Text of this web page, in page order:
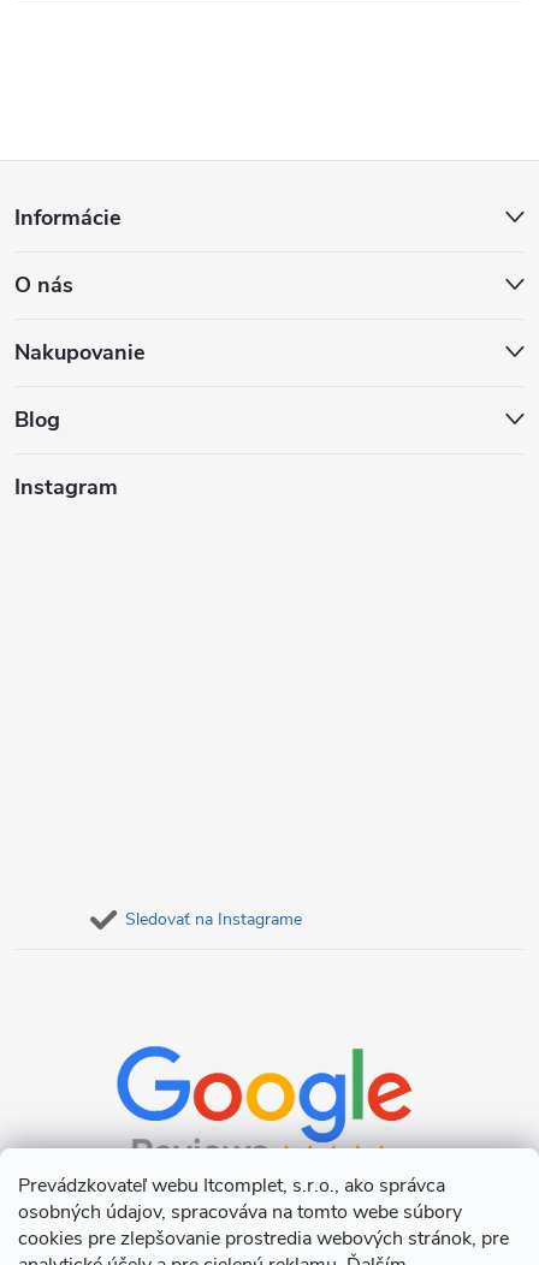
Prevádzkovateľ webu Itcomplet, s.r.o., ako správca
osobných údajov, spracováva na tomto webe súbory
cookies pre zlepšovanie prostredia webových stránok, pre
p
ä
Informácie
O nás
Nakupovanie
Blog
Instagram
Sledovať na Instagrame